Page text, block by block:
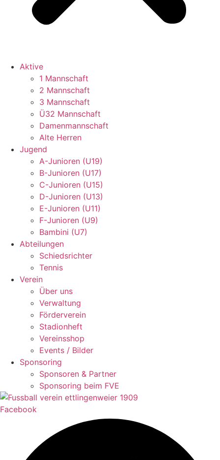
Aktive
1 Mannschaft
2 Mannschaft
3 Mannschaft
Ü32 Mannschaft
Damenmannschaft
Alte Herren
Jugend
A-Junioren (U19)
B-Junioren (U17)
C-Junioren (U15)
D-Junioren (U13)
E-Junioren (U11)
F-Junioren (U9)
Bambini (U7)
Abteilungen
Schiedsrichter
Tennis
Verein
Über uns
Verwaltung
Förderverein
Stadionheft
Vereinsshop
Events / Bilder
Sponsoring
Sponsoren & Partner
Sponsoring beim FVE
Facebook